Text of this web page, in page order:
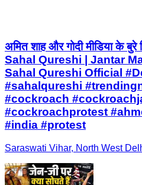
अमित शाह और गोदी मीडिया के
Sahal Qureshi | Jantar
Sahal Qureshi Official
#sahalqureshi
#cockroach
#cockroachprotest
#india #protest
Saraswati Vihar, North West